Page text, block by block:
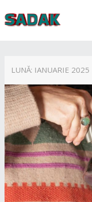
LUNĂ: IANUARIE 2025